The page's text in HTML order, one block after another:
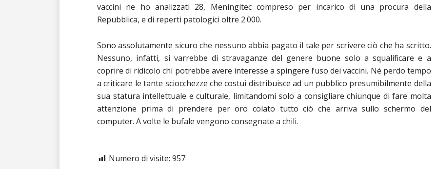
vaccini ne ho analizzati 28, Meningitec compreso per incarico di una procura della
Repubblica, e di reperti patologici oltre 2.000.
Sono assolutamente sicuro che nessuno abbia pagato il tale per scrivere ciò che ha scritto.
Nessuno, infatti, si varrebbe di stravaganze del genere buone solo a squalificare e a
coprire di ridicolo chi potrebbe avere interesse a spingere l’uso dei vaccini. Né perdo tempo
a criticare le tante sciocchezze che costui distribuisce ad un pubblico presumibilmente della
sua statura intellettuale e culturale, limitandomi solo a consigliare chiunque di fare molta
attenzione prima di prendere per oro colato tutto ciò che arriva sullo schermo del
computer. A volte le bufale vengono consegnate a chili.
Numero di visite: 957